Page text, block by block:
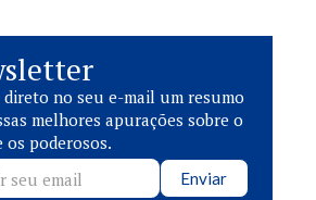
direto no seu e-mail um resumo
melhores apurações sobre o
os poderosos.
Enviar